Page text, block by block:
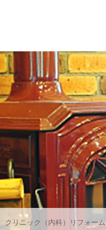
クリニック（内科）リフォーム